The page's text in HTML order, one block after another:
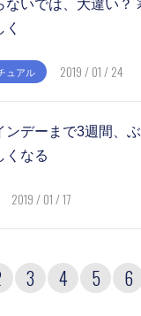
ないでは、大違い？
ュアル 2019 / 01 / 24
ンデーまで3週間、
くなる
2019 / 01 / 17
3 4 5 6